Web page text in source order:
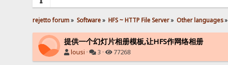
rejetto forum» Software» HFS ~ HTTP File Server» Other languages»
提供一个幻灯片相册模板,让HFS作网络相册
lousi · 3 · 77268